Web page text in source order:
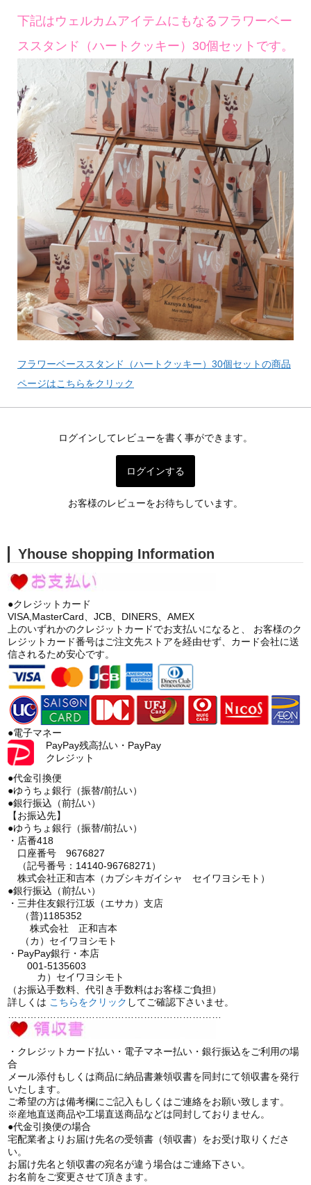
下記はウェルカムアイテムにもなるフラワーベー
ススタンド（ハートクッキー）30個セットです。
フラワーベーススタンド（ハートクッキー）30個セットの商品
ページはこちらをクリック
ログインしてレビューを書く事ができます。
ログインする
お客様のレビューをお待ちしています。
Yhouse shopping Information
●クレジットカード
VISA,MasterCard、JCB、DINERS、AMEX
上のいずれかのクレジットカードでお支払いになると、 お客様のク
レジットカード番号はご注文先ストアを経由せず、カード会社に送
信されるため安心です。
●電子マネー
PayPay残高払い・PayPay
クレジット
●代金引換便
●ゆうちょ銀行（振替/前払い）
●銀行振込（前払い）
【お振込先】
●ゆうちょ銀行（振替/前払い）
・店番418
口座番号 9676827
（記号番号：14140-96768271）
株式会社正和吉本（カブシキガイシャ セイワヨシモト）
●銀行振込（前払い）
・三井住友銀行江坂（エサカ）支店
（普)1185352
株式会社 正和吉本
（カ）セイワヨシモト
・PayPay銀行・本店
001-5135603
カ）セイワヨシモト
（お振込手数料、代引き手数料はお客様ご負担）
詳しくは こちらをクリック してご確認下さいませ。
・クレジットカード払い・電子マネー払い・銀行振込をご利用の場
合
メール添付もしくは商品に納品書兼領収書を同封にて領収書を発行
いたします。
ご希望の方は備考欄にご記入もしくはご連絡をお願い致します。
※産地直送商品や工場直送商品などは同封しておりません。
●代金引換便の場合
宅配業者よりお届け先名の受領書（領収書）をお受け取りくださ
い。
お届け先名と領収書の宛名が違う場合はご連絡下さい。
お名前をご変更させて頂きます。